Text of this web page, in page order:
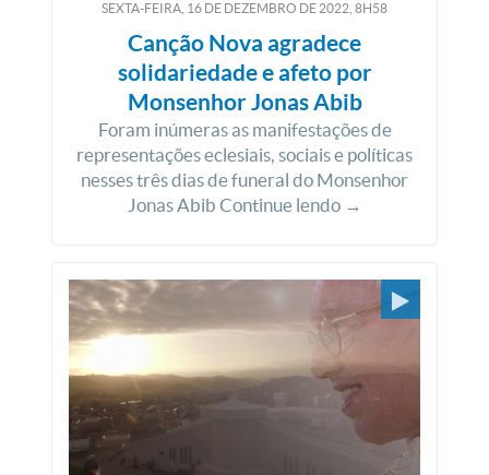
SEXTA-FEIRA, 16 DE DEZEMBRO DE 2022, 8H58
Canção Nova agradece
solidariedade e afeto por
Monsenhor Jonas Abib
Foram inúmeras as manifestações de
representações eclesiais, sociais e políticas
nesses três dias de funeral do Monsenhor
Jonas Abib Continue lendo →